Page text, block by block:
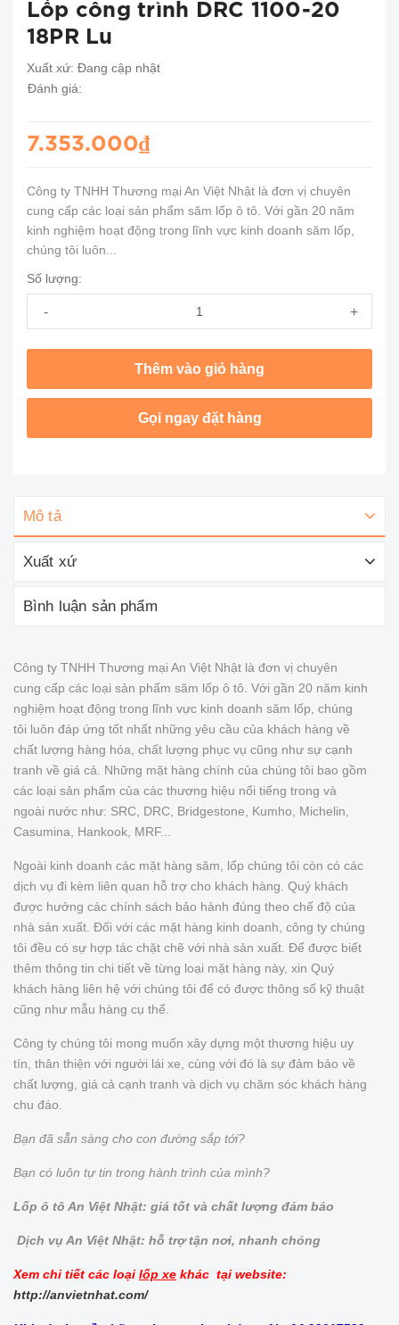
Lốp công trình DRC 1100-20
18PR Lu
Xuất xứ: Đang cập nhật
Đánh giá:
7.353.000₫
Công ty TNHH Thương mại An Việt Nhật là đơn vị chuyên
cung cấp các loại sản phẩm săm lốp ô tô. Với gần 20 năm
kinh nghiệm hoạt động trong lĩnh vực kinh doanh săm lốp,
chúng tôi luôn...
Số lượng:
- +
Thêm vào giỏ hàng
Gọi ngay đặt hàng
Mô tả
Xuất xứ
Bình luận sản phẩm
Công ty TNHH Thương mại An Việt Nhật là đơn vị chuyên
cung cấp các loại sản phẩm săm lốp ô tô. Với gần 20 năm kinh
nghiệm hoạt động trong lĩnh vực kinh doanh săm lốp, chúng
tôi luôn đáp ứng tốt nhất những yêu cầu của khách hàng về
chất lượng hàng hóa, chất lượng phục vụ cũng như sự cạnh
tranh về giá cả. Những mặt hàng chính của chúng tôi bao gồm
các loại sản phẩm của các thương hiệu nổi tiếng trong và
ngoài nước như: SRC, DRC, Bridgestone, Kumho, Michelin,
Casumina, Hankook, MRF...
Ngoài kinh doanh các mặt hàng săm, lốp chúng tôi còn có các
dịch vụ đi kèm liên quan hỗ trợ cho khách hàng. Quý khách
được hưởng các chính sách bảo hành đúng theo chế độ của
nhà sản xuất. Đối với các mặt hàng kinh doanh, công ty chúng
tôi đều có sự hợp tác chặt chẽ với nhà sản xuất. Để được biết
thêm thông tin chi tiết về từng loại mặt hàng này, xin Quý
khách hàng liên hệ với chúng tôi để có được thông số kỹ thuật
cũng như mẫu hàng cụ thể.
Công ty chúng tôi mong muốn xây dựng một thương hiệu uy
tín, thân thiện với người lái xe, cùng với đó là sự đảm bảo về
chất lượng, giá cả cạnh tranh và dịch vụ chăm sóc khách hàng
chu đáo.
Bạn đã sẵn sàng cho con đường sắp tới?
Bạn có luôn tự tin trong hành trình của mình?
Lốp ô tô An Việt Nhật: giá tốt và chất lượng đảm bảo
Dịch vụ An Việt Nhật: hỗ trợ tận nơi, nhanh chóng
Xem chi tiết các loại lốp xe khác tại website:
http://anvietnhat.com/